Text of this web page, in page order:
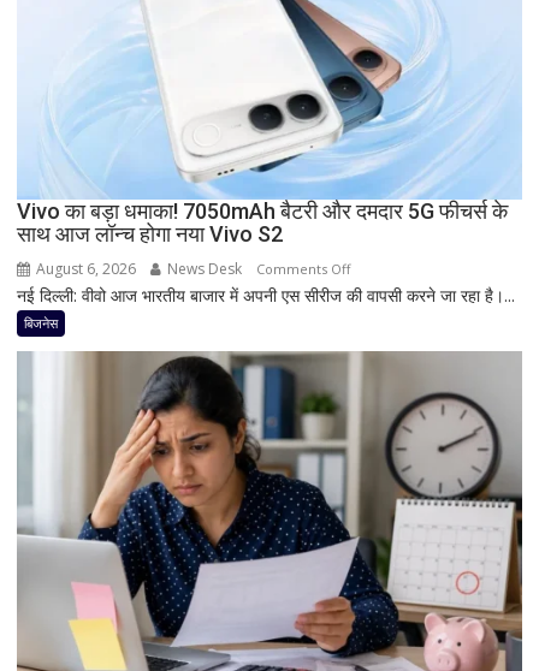
दस्तक!
8000mAh
बैटरी,
7-
इंच
डिस्प्ले
और
Snapdragon
मचेगी
Vivo का बड़ा धमाका! 7050mAh बैटरी और दमदार 5G फीचर्स के
साथ आज लॉन्च होगा नया Vivo S2
August 6, 2026 News Desk Comments Offon
Vivo
बड़ा
7050mAh
फीचर्स
के
साथ
आज
लॉन्च
होगा
नई दिल्ली: वीवो आज भारतीय बाजार में अपनी एस सीरीज की वापसी करने जा रहा है।...
बिजनेस